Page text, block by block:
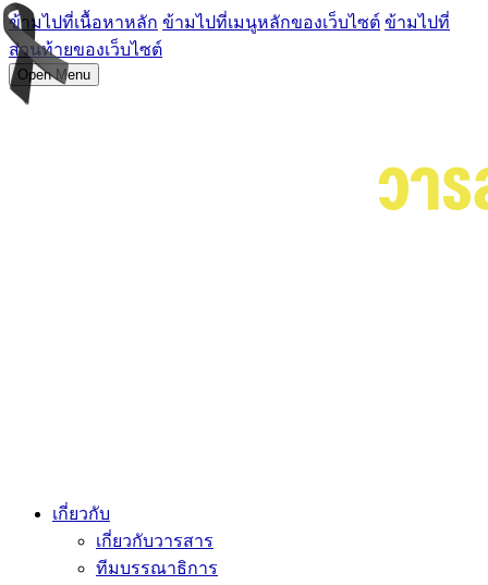
ข้ามไปที่เนื้อหาหลัก ข้ามไปที่เมนูหลักของเว็บไซต์ ข้ามไปที่
ส่วนท้ายของเว็บไซต์
Open Menu
เกี่ยวกับ
เกี่ยวกับวารสาร
ทีมบรรณาธิการ